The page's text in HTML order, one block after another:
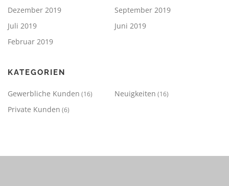
Dezember 2019
September 2019
Juli 2019
Juni 2019
Februar 2019
KATEGORIEN
Gewerbliche Kunden (16) Neuigkeiten (16)
Private Kunden (6)